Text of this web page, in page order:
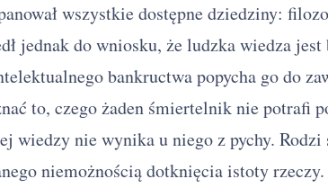
wszystkie dostępne dziedziny:
jednak do wniosku, że ludzka wiedza
bankructwa popycha go do
to, czego żaden śmiertelnik nie potrafi
wiedzy nie wynika u niego z pychy. Rodzi
niemożnością dotknięcia istoty